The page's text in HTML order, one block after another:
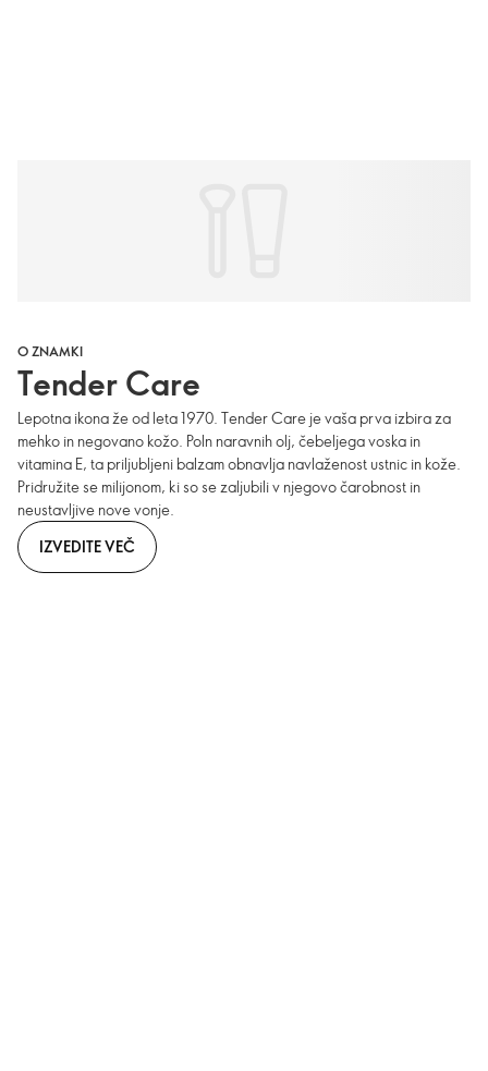
O ZNAMKI
Tender Care
Lepotna ikona že od leta 1970. Tender Care je vaša prva izbira za
mehko in negovano kožo. Poln naravnih olj, čebeljega voska in
vitamina E, ta priljubljeni balzam obnavlja navlaženost ustnic in kože.
Pridružite se milijonom, ki so se zaljubili v njegovo čarobnost in
neustavljive nove vonje.
IZVEDITE VEČ